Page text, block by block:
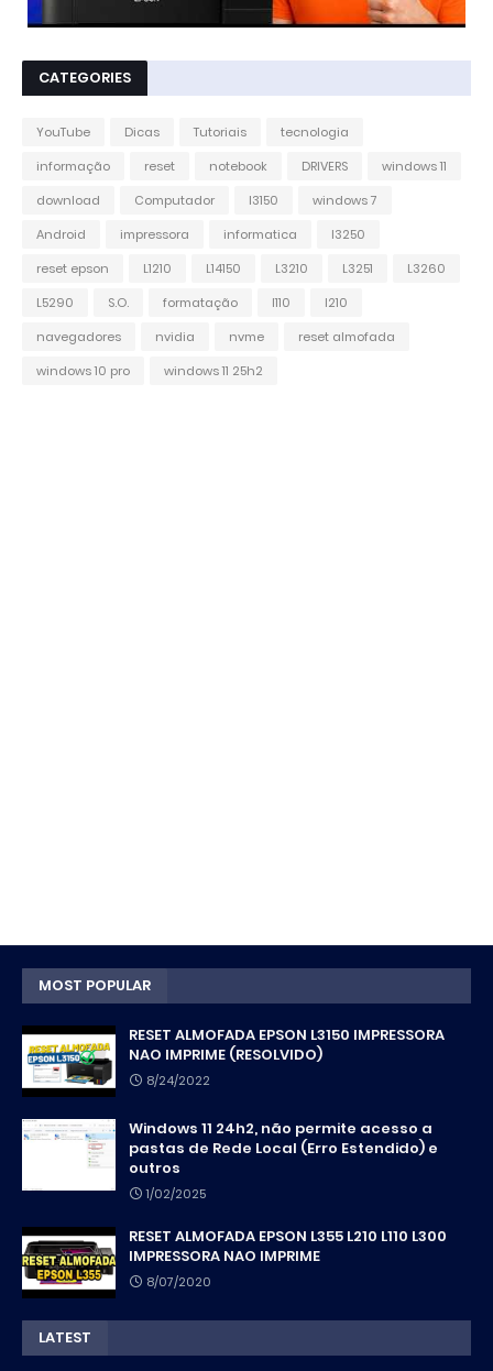
CATEGORIES
YouTube Dicas Tutoriais
tecnologia
informação
reset notebook DRIVERS
windows 11
download
Computador l3150
windows 7
Android
impressora informatica
l3250
reset epson
L1210 L14150 L3210 L3251
L3260
L5290
S.O. formatação l110
l210
navegadores
nvidia nvme
reset almofada
windows 10 pro
windows 11 25h2
MOST POPULAR
RESET ALMOFADA EPSON L3150 IMPRESSORA
NAO IMPRIME (RESOLVIDO)
8/24/2022
Windows 11 24h2, não permite acesso a
pastas de Rede Local (Erro Estendido) e
outros
1/02/2025
RESET ALMOFADA EPSON L355 L210 L110 L300
IMPRESSORA NAO IMPRIME
8/07/2020
LATEST